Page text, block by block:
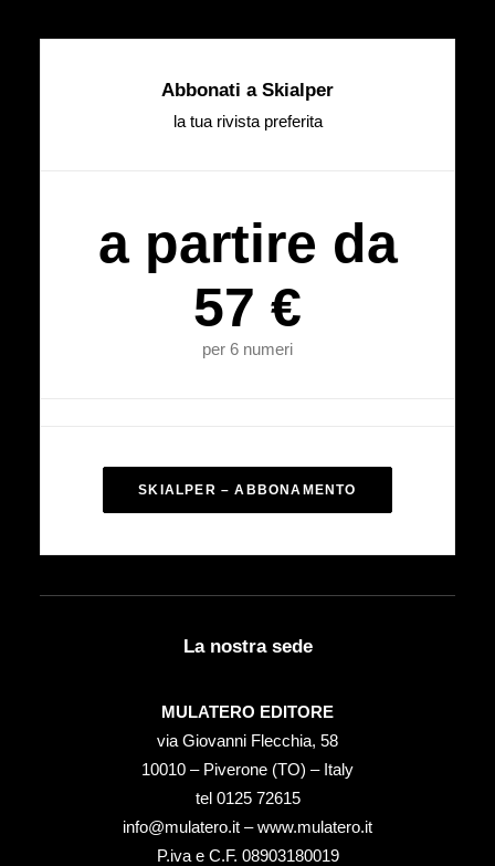
Abbonati a Skialper
la tua rivista preferita
a partire da
57 €
per 6 numeri
SKIALPER – ABBONAMENTO
La nostra sede
MULATERO EDITORE
via Giovanni Flecchia, 58
10010 – Piverone (TO) – Italy
tel ‭0125 72615‬
info@mulatero.it –www.mulatero.it
P.iva e C.F. 08903180019